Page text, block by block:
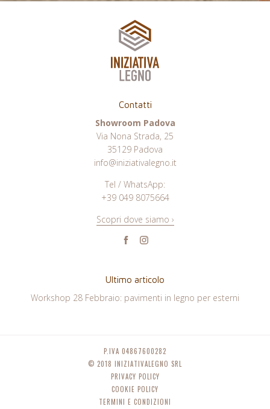
Contatti
Showroom Padova
Via Nona Strada, 25
35129 Padova
info@iniziativalegno.it
Tel / WhatsApp:
+39 049 8075664
Scopri dove siamo ›
Facebook
Ultimo articolo
Workshop 28 Febbraio: pavimenti in legno per esterni
P.IVA 04867600282
© 2018 INIZIATIVALEGNO SRL
PRIVACY POLICY
COOKIE POLICY
TERMINI E CONDIZIONI